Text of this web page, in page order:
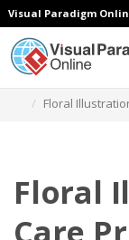
Visual Paradigm
Floral
Floral